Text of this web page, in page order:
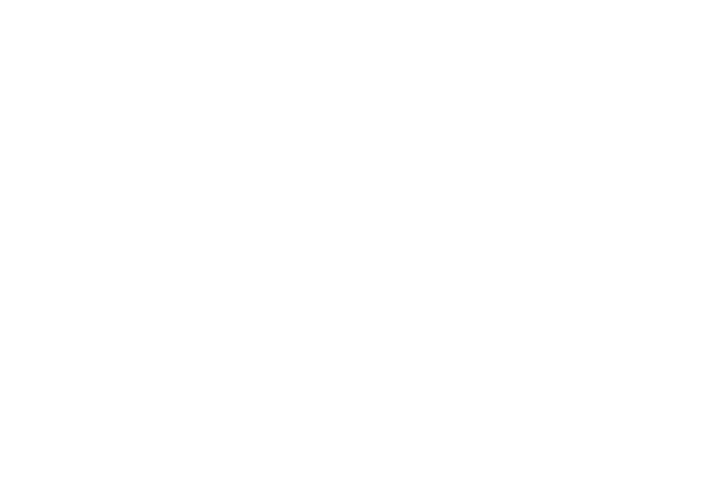
1 fürdőszoba, 2 LCD SAT-TV
2 fürdőszoba, 2 LCD SAT-TV
és törölközők ingyenesen)
ingyenesen)
speciális menü friss gyümölcsökkel és hűtött törölközők (előzetes foglalás szükséges)